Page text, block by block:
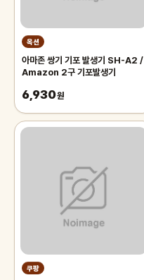
옥션
아마존 쌍기 기포 발생기 SH-A2 /
Amazon 2구 기포발생기
6,930원
쿠팡